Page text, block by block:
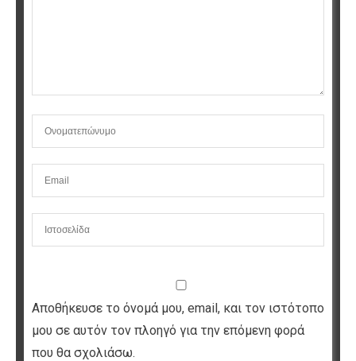
Αποθήκευσε το όνομά μου, email, και τον ιστότοπο
μου σε αυτόν τον πλοηγό για την επόμενη φορά
που θα σχολιάσω.